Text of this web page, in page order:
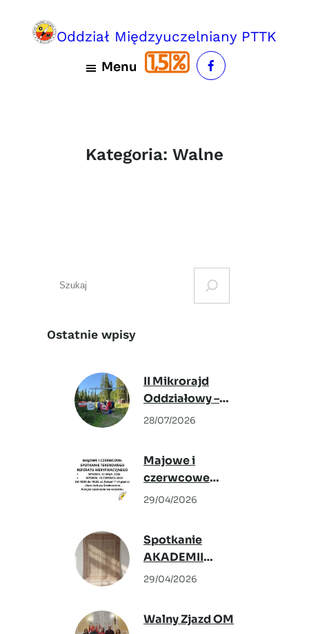
Oddział Międzyuczelniany PTTK
Menu
Kategoria: Walne
r
c
Ostatnie wpisy
II Mikrorajd
Oddziałowy –
Podwilk 2026
28/07/2026
Majowe i
czerwcowe
spotkanie
Weryfikacyjnego
29/04/2026
Spotkanie
AKADEMII
KRAJOZNAWCÓW –
Warszawskie” –
29/04/2026
Walny Zjazd OM